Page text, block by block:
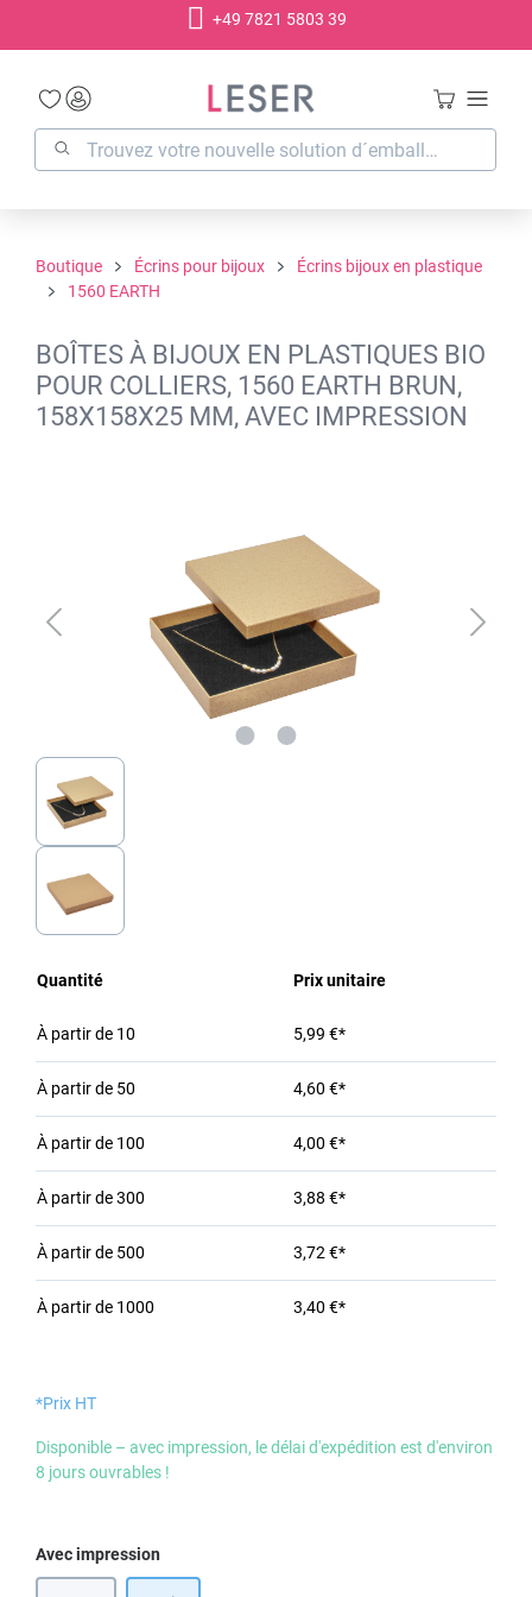
+49 7821 5803 39
Boutique Écrins pour bijoux
Écrins bijoux en plastique
1560 EARTH
BOÎTES À BIJOUX EN PLASTIQUES BIO
POUR COLLIERS, 1560 EARTH BRUN,
158X158X25 MM, AVEC IMPRESSION
Quantité Prix unitaire
À partir de 10 5,99 €*
À partir de 50 4,60 €*
À partir de 100 4,00 €*
À partir de300 3,88 €*
À partir de 500 3,72 €*
À partir de 1000 3,40 €*
*Prix HT
Disponible – avec impression, le délai d'expédition est d'environ
8 jours ouvrables !
Sélectionnez
Avec impression